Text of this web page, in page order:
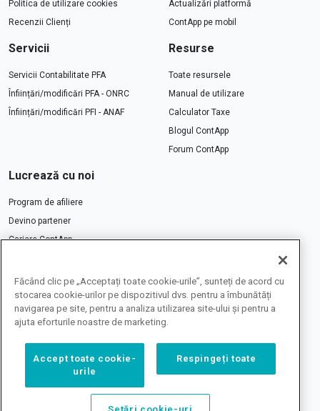
Politica de utilizare cookies
Recenzii Clienți
Actualizări platformă
ContApp pe mobil
Servicii
Servicii Contabilitate PFA
Înființări/modificări PFA - ONRC
Înființări/modificări PFI - ANAF
Resurse
Toate resursele
Manual de utilizare
Calculator Taxe
Blogul ContApp
Forum ContApp
Lucrează cu noi
Program de afiliere
Devino partener
Cariere ContApp
Toate prețurile de pe site
includ TVA 21%
Făcând clic pe „Acceptați toate cookie-urile”, sunteți de acord cu
stocarea cookie-urilor pe dispozitivul dvs. pentru a îmbunătăți
navigarea pe site, pentru a analiza utilizarea site-ului și pentru a
ajuta eforturile noastre de marketing.
Accept toate cookie-
urile
Respingeți toate